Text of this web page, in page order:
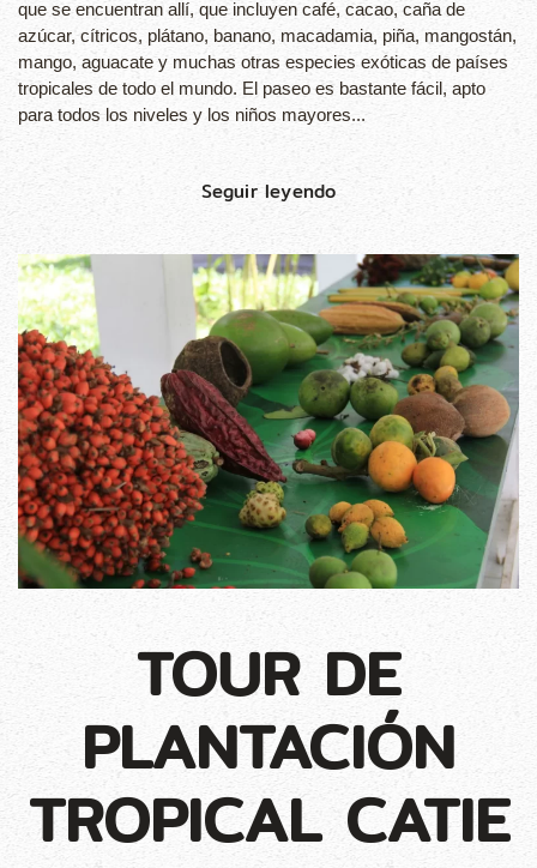
que se encuentran allí, que incluyen café, cacao, caña de
azúcar, cítricos, plátano, banano, macadamia, piña, mangostán,
mango, aguacate y muchas otras especies exóticas de países
tropicales de todo el mundo. El paseo es bastante fácil, apto
para todos los niveles y los niños mayores...
Seguir leyendo
TOUR DE
PLANTACIÓN
TROPICAL CATIE